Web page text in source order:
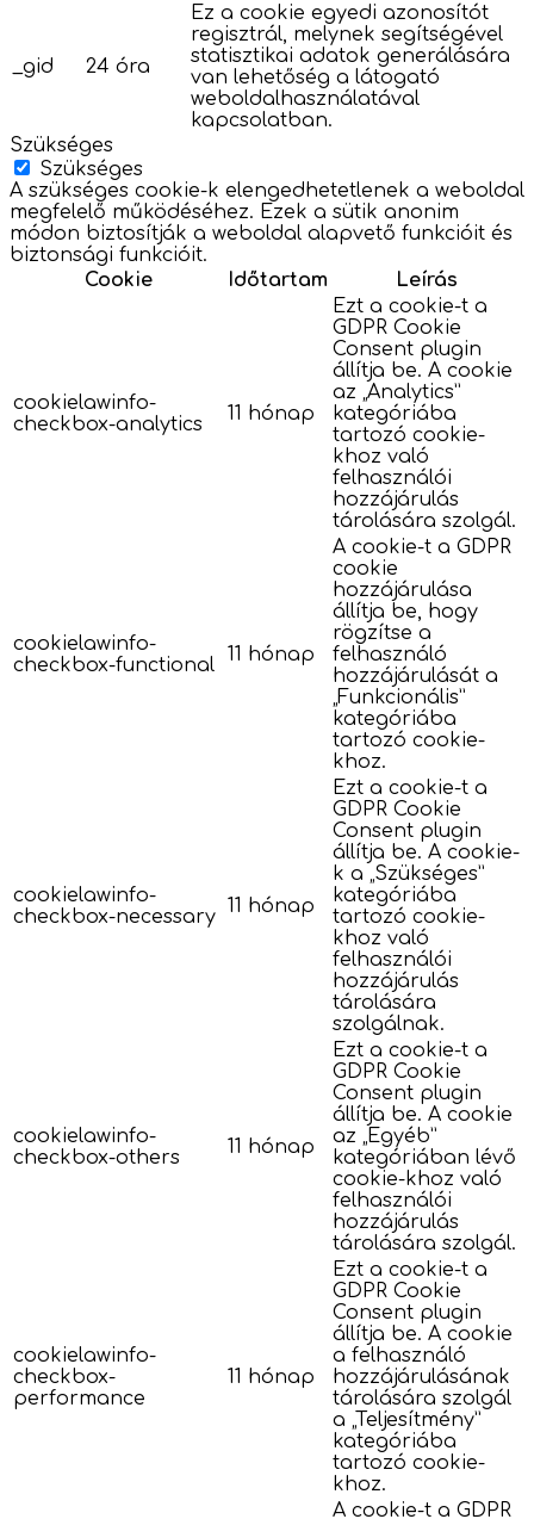
_gid 24 óra
Ez a cookie egyedi azonosítót
regisztrál, melynek segítségével
statisztikai adatok generálására
van lehetőség a látogató
weboldalhasználatával
kapcsolatban.
Szükséges
Szükséges
A szükséges cookie-k elengedhetetlenek a weboldal
megfelelő működéséhez. Ezek a sütik anonim
módon biztosítják a weboldal alapvető funkcióit és
biztonsági funkcióit.
Cookie
Időtartam Leírás
cookielawinfo-
checkbox-analytics
11 hónap
Ezt a cookie-t a
GDPR Cookie
Consent plugin
állítja be. A cookie
az „Analytics”
kategóriába
tartozó cookie-
khoz való
felhasználói
hozzájárulás
tárolására szolgál.
cookielawinfo-
checkbox-functional
11 hónap
A cookie-t a GDPR
cookie
hozzájárulása
állítja be, hogy
rögzítse a
felhasználó
hozzájárulását a
„Funkcionális”
kategóriába
tartozó cookie-
khoz.
cookielawinfo-
checkbox-necessary
11 hónap
Ezt a cookie-t a
GDPR Cookie
Consent plugin
állítja be. A cookie-
k a „Szükséges”
kategóriába
tartozó cookie-
khoz való
felhasználói
hozzájárulás
tárolására
szolgálnak.
cookielawinfo-
checkbox-others
11 hónap
Ezt a cookie-t a
GDPR Cookie
Consent plugin
állítja be. A cookie
az „Egyéb”
kategóriában lévő
cookie-khoz való
felhasználói
hozzájárulás
tárolására szolgál.
cookielawinfo-
checkbox-
performance
11 hónap
Ezt a cookie-t a
GDPR Cookie
Consent plugin
állítja be. A cookie
a felhasználó
hozzájárulásának
tárolására szolgál
a „Teljesítmény”
kategóriába
tartozó cookie-
khoz.
A cookie-t a GDPR